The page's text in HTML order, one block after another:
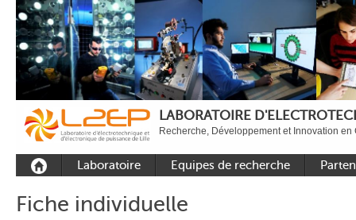
LABORATOIRE
Recherche, Développement et Innovation en
Laboratoire
Outils et moyens
Equipes de recherche
Equipe Electronique de
Fiche individuelle